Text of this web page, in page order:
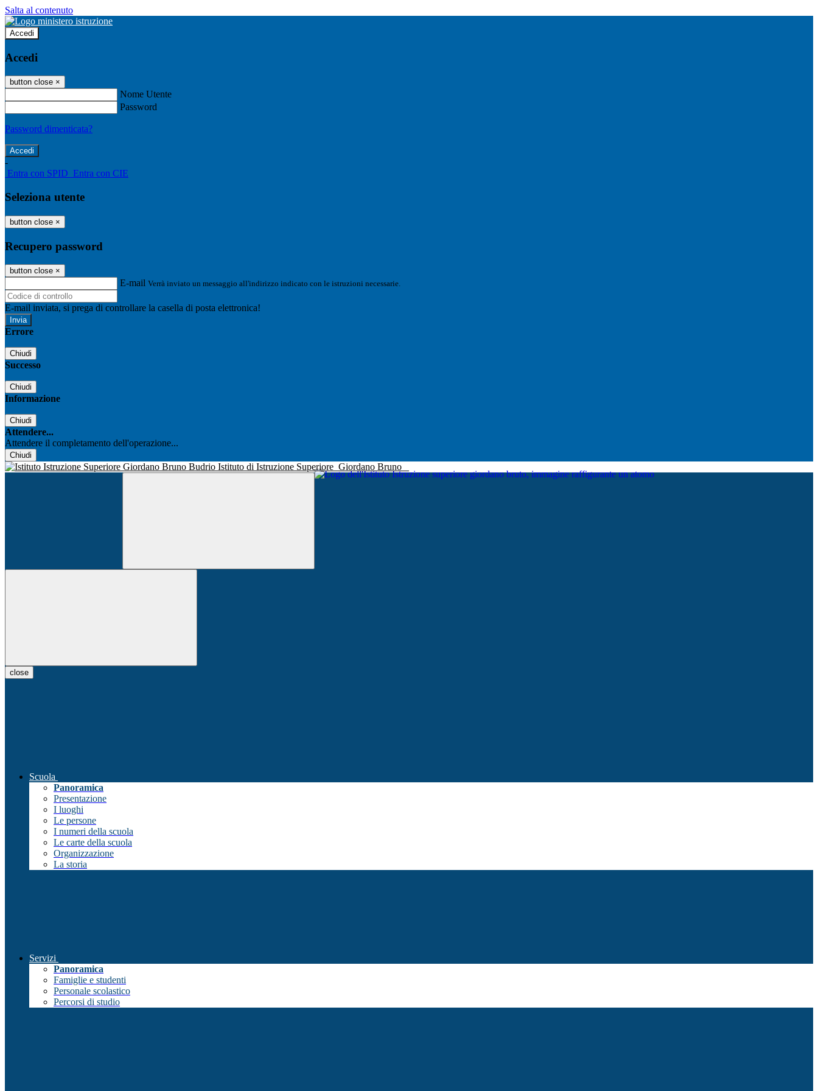
Salta al contenuto
Accedi
Accedi
button close ×
Nome Utente
Password
Password dimenticata?
-
Entra con SPID Entra con CIE
Seleziona utente
button close ×
Recupero password
button close ×
E-mail Verrà inviato un messaggio all'indirizzo indicato con le istruzioni necessarie.
E-mail inviata, si prega di controllare la casella di posta elettronica!
Errore
Chiudi
Successo
Chiudi
Informazione
Chiudi
Attendere...
Attendere il completamento dell'operazione...
Chiudi
Istituto di Istruzione Superiore Giordano Bruno
close
Scuola
Panoramica
Presentazione
I luoghi
Le persone
I numeri della scuola
Le carte della scuola
Organizzazione
La storia
Servizi
Panoramica
Famiglie e studenti
Personale scolastico
Percorsi di studio